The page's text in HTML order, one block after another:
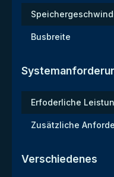
Busbreite
Erfoderliche
Zusätzliche
Verschiedenes